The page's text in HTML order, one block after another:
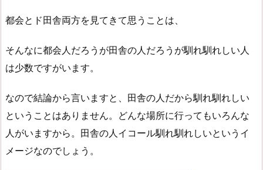
都会とド田舎両方を見てきて思うことは、
そんなに都会人だろうが田舎の人だろうが馴れ馴れしい人
は少数ですがいます。
なので結論から言いますと、田舎の人だから馴れ馴れしい
ということはありません。どんな場所に行ってもいろんな
人がいますから。田舎の人イコール馴れ馴れしいというイ
メージなのでしょう。